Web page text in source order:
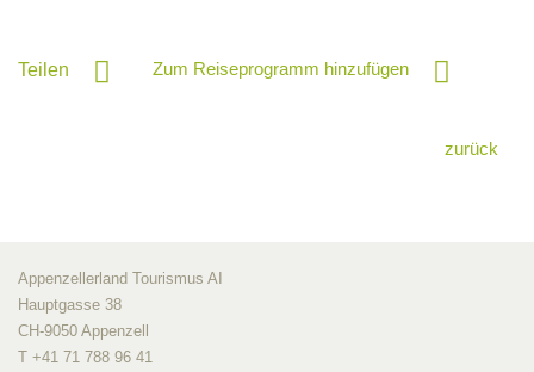
Teilen Zum Reiseprogramm hinzufügen
zurück
Appenzellerland Tourismus AI
Hauptgasse 38
CH-9050 Appenzell
T +41 71 788 96 41